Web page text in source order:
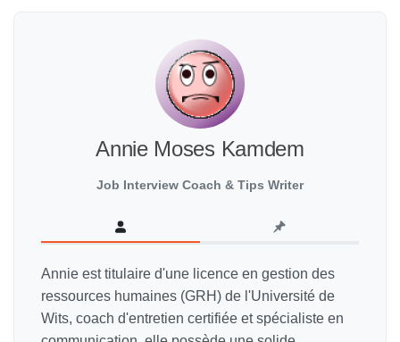
Annie Moses Kamdem
Job Interview Coach & Tips Writer
Annie est titulaire d'une licence en gestion des
ressources humaines (GRH) de l'Université de
Wits, coach d'entretien certifiée et spécialiste en